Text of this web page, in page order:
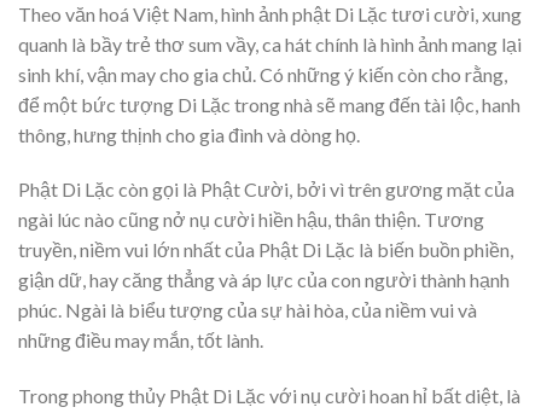
Theo văn hoá Việt Nam, hình ảnh phật Di Lặc tươi cười, xung
quanh là bầy trẻ thơ sum vầy, ca hát chính là hình ảnh mang lại
sinh khí, vận may cho gia chủ. Có những ý kiến còn cho rằng,
để một bức tượng Di Lặc trong nhà sẽ mang đến tài lộc, hanh
thông, hưng thịnh cho gia đình và dòng họ.
Phật Di Lặc còn gọi là Phật Cười, bởi vì trên gương mặt của
ngài lúc nào cũng nở nụ cười hiền hậu, thân thiện. Tương
truyền, niềm vui lớn nhất của Phật Di Lặc là biến buồn phiền,
giận dữ, hay căng thẳng và áp lực của con người thành hạnh
phúc. Ngài là biểu tượng của sự hài hòa, của niềm vui và
những điều may mắn, tốt lành.
Trong phong thủy Phật Di Lặc với nụ cười hoan hỉ bất diệt, là